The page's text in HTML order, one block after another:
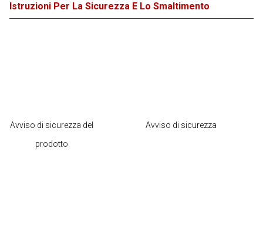
Istruzioni Per La Sicurezza E Lo Smaltimento
Avviso di sicurezza del
prodotto
Avviso di sicurezza